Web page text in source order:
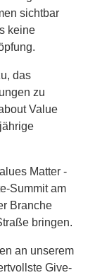
sichtbar
keine
das
zu
Value
Matter -
Summit am
Branche
bringen.
an unserem
Give-